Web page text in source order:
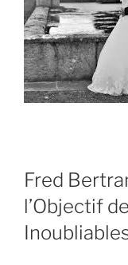
Fred
l’Objectif